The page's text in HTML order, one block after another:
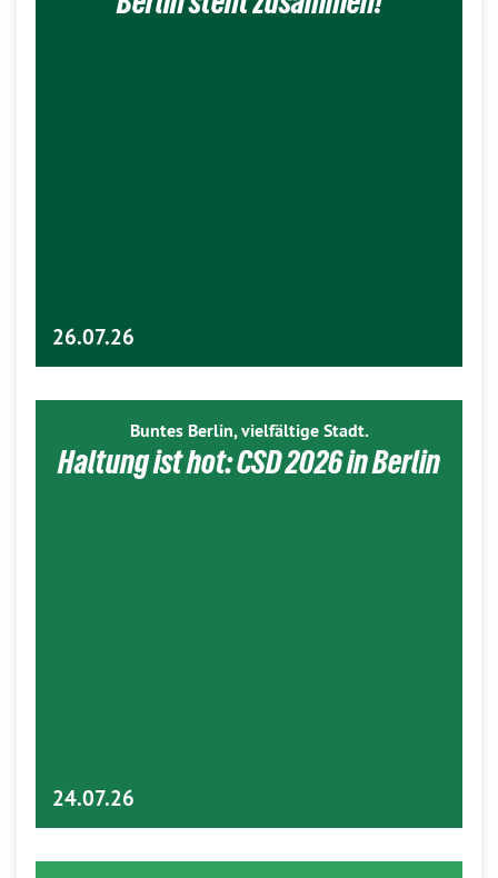
26.07.26
Buntes Berlin, vielfältige Stadt.
Haltung ist hot: CSD 2026 in Berlin
24.07.26